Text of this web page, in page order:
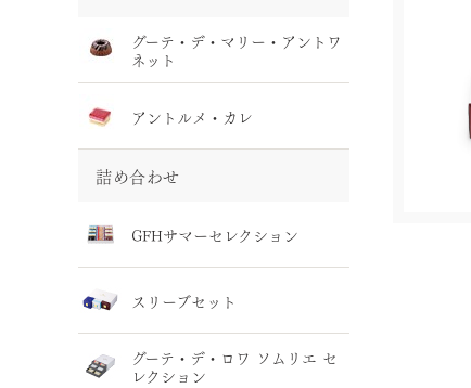
グーテ・デ・マリー・アントワ
ネット
アントルメ・カレ
詰め合わせ
GFHサマーセレクション
スリーブセット
グーテ・デ・ロワ ソムリエ セ
レクション